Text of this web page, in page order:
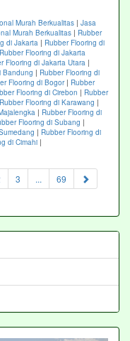
Murah Berkualitas | Jasa
Murah Berkualitas | Rubber
di Jakarta | Rubber Flooring di
Rubber Flooring di Jakarta
Flooring di Jakarta Utara |
Bandung | Rubber Flooring di
Flooring di Bogor| Rubber
Flooring di Cirebon | Rubber
Rubber Flooring di Karawang |
| Rubber Flooring di
Flooring di Subang |
| Rubber Flooring di
di Cimahi |
3 ... 69